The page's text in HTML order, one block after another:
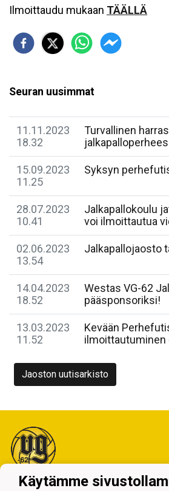
Ilmoittaudu mukaan TÄÄLLÄ
Seuran uusimmat
11.11.2023
18.32
Turvallinen
15.09.2023
11.25
Syksyn
28.07.2023
10.41
Jalkapallokoulu
voi ilmoittautua
02.06.2023
13.54
Jalkapallojaosto
14.04.2023
18.52
Westas VG-62
pääsponsoriksi!
13.03.2023
11.52
Kevään
ilmoittautuminen
Jaoston uutisarkisto
Käytämme